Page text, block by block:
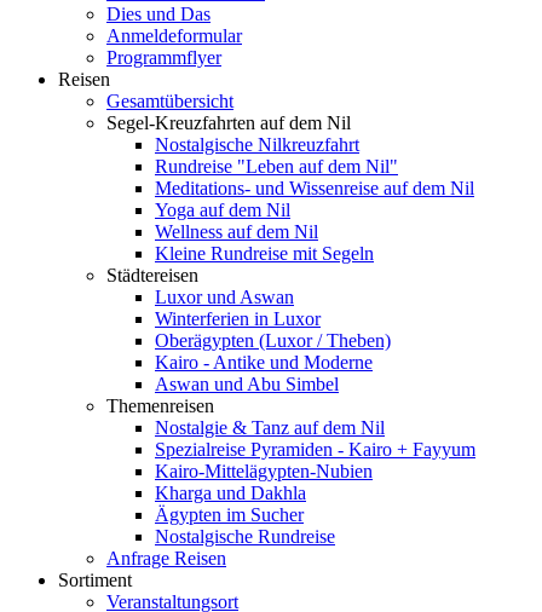
Dies und Das
Anmeldeformular
Programmflyer
Reisen
Gesamtübersicht
Segel-Kreuzfahrten auf dem Nil
Nostalgische Nilkreuzfahrt
Rundreise "Leben auf dem Nil"
Meditations- und Wissenreise auf dem Nil
Yoga auf dem Nil
Wellness auf dem Nil
Kleine Rundreise mit Segeln
Städtereisen
Luxor und Aswan
Winterferien in Luxor
Oberägypten (Luxor / Theben)
Kairo - Antike und Moderne
Aswan und Abu Simbel
Themenreisen
Nostalgie & Tanz auf dem Nil
Spezialreise Pyramiden - Kairo + Fayyum
Kairo-Mittelägypten-Nubien
Kharga und Dakhla
Ägypten im Sucher
Nostalgische Rundreise
Anfrage Reisen
Sortiment
Veranstaltungsort